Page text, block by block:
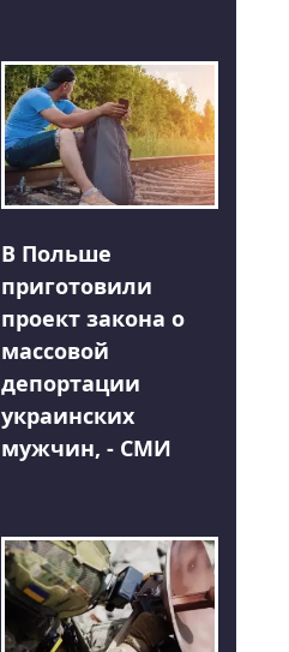
В Польше
приготовили
проект закона о
массовой
депортации
украинских
мужчин, - СМИ